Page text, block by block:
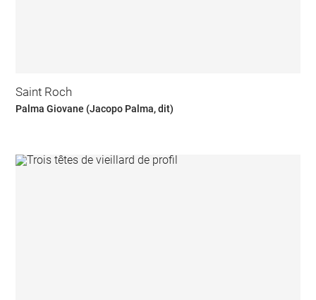
Saint Roch
Palma Giovane (Jacopo Palma, dit)